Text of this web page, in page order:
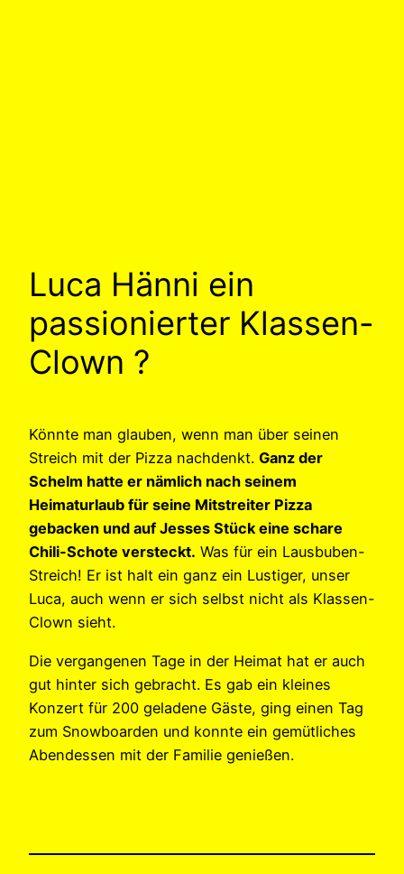
Luca Hänni ein
passionierter Klassen-
Clown ?
Könnte man glauben, wenn man über seinen
Streich mit der Pizza nachdenkt. Ganz der
Schelm hatte er nämlich nach seinem
Heimaturlaub für seine Mitstreiter Pizza
gebacken und auf Jesses Stück eine schare
Chili-Schote versteckt. Was für ein Lausbuben-
Streich! Er ist halt ein ganz ein Lustiger, unser
Luca, auch wenn er sich selbst nicht als Klassen-
Clown sieht.
Die vergangenen Tage in der Heimat hat er auch
gut hinter sich gebracht. Es gab ein kleines
Konzert für 200 geladene Gäste, ging einen Tag
zum Snowboarden und konnte ein gemütliches
Abendessen mit der Familie genießen.